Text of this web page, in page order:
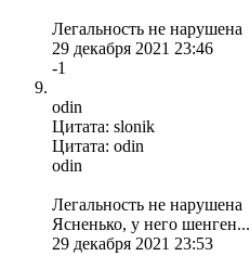
Легальность не нарушена
29 декабря 2021 23:46
-1
odin
Цитата: slonik
Цитата: odin
odin
Легальность не нарушена
Ясненько, у него шенген...
29 декабря 2021 23:53